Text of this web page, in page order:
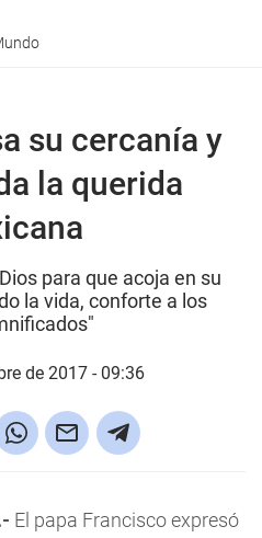
su cercanía y
la querida
para que acoja en su
la vida, conforte a los
de 2017 - 09:36
El papa Francisco expresó